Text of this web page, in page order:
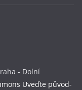
- Dolní
Uveďte původ-